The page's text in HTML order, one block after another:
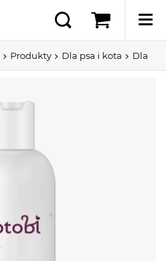
Produkty Dla psa i kota Dla